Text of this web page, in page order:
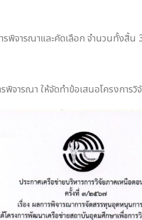
พิจารณาและคัดเลือก จำนวนทั้งสิ้น
รพิจารณา ให้จัดทำข้อเสนอโครงก